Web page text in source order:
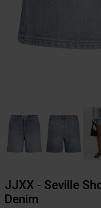
JJXX - Seville
Denim